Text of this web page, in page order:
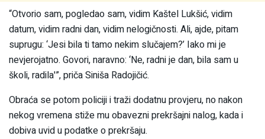
“Otvorio sam, pogledao sam, vidim Kaštel Lukšić, vidim
datum, vidim radni dan, vidim nelogičnosti. Ali, ajde, pitam
suprugu: ‘Jesi bila ti tamo nekim slučajem?’ Iako mi je
nevjerojatno. Govori, naravno: ‘Ne, radni je dan, bila sam u
školi, radila'”, priča Siniša Radojičić.
Obraća se potom policiji i traži dodatnu provjeru, no nakon
nekog vremena stiže mu obavezni prekršajni nalog, kada i
dobiva uvid u podatke o prekršaju.